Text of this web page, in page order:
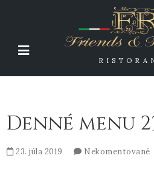
Denné menu
23. júla 2019 Nekomentované